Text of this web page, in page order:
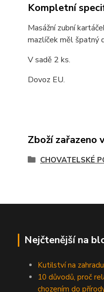
Kompletní
Masážní zubní
mazlíček měl špatný
V sadě 2 ks.
Dovoz EU.
Zboží zařazeno
CHOVATELSKÉ
Nejčtenější na
Kutilství na
10 důvodů, proč
chozením do